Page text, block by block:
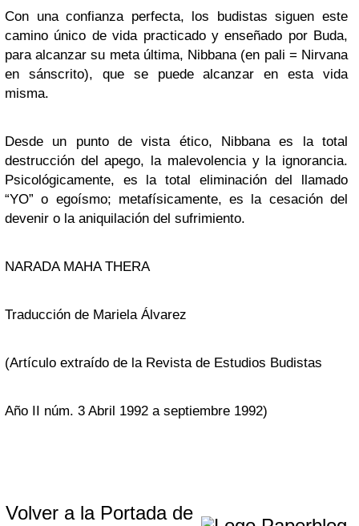
Con una confianza perfecta, los budistas siguen este
camino único de vida practicado y enseñado por Buda,
para alcanzar su meta última, Nibbana (en pali = Nirvana
en sánscrito), que se puede alcanzar en esta vida
misma.
Desde un punto de vista ético, Nibbana es la total
destrucción del apego, la malevolencia y la ignorancia.
Psicológicamente, es la total eliminación del llamado
“YO” o egoísmo; metafísicamente, es la cesación del
devenir o la aniquilación del sufrimiento.
NARADA MAHA THERA
Traducción de Mariela Álvarez
(Artículo extraído de la Revista de Estudios Budistas
Año II núm. 3 Abril 1992 a septiembre 1992)
Volver a la Portada de